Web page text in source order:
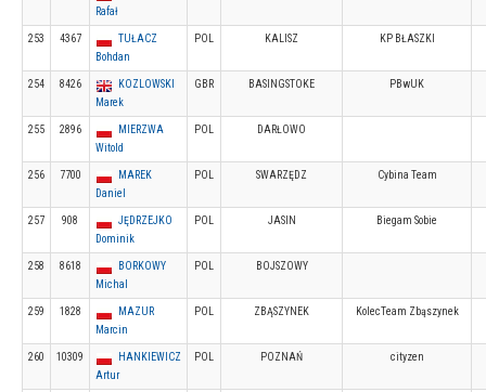
Rafał
253 4367
TUŁACZ
Bohdan
POL KALISZ KP BŁASZKI
254 8426
KOZLOWSKI
Marek
GBR BASINGSTOKE PBwUK
255 2896
MIERZWA
Witold
POL DARŁOWO
256 7700
MAREK
Daniel
POL SWARZĘDZ Cybina Team
257 908
JĘDRZEJKO
Dominik
POL JASIN Biegam Sobie
258 8618
BORKOWY
Michal
POL BOJSZOWY
259 1828
MAZUR
Marcin
POL ZBĄSZYNEK KolecTeam Zbąszynek
260 10309
HANKIEWICZ
Artur
POL POZNAŃ cityzen